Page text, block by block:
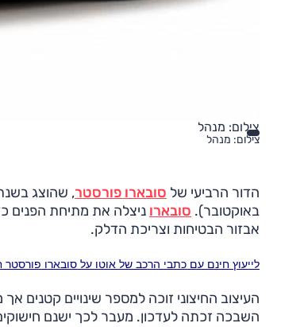
צילום: מנהל
צילום: מנהל
הדור הרביעי של סובארו פורסטר
באוקטובר). סובארו ניצלה את מתיחת הפנים
אבזור הבטיחות וצריכת הדלק.
לייעוץ חינם עם כתבי הרכב של אוטו על סובארו פורסטר חייג ל-3262*
העיצוב החיצוני זוכה למספר שינויים
השבכה זכתה לעדכון. מעבר לכך ישנם